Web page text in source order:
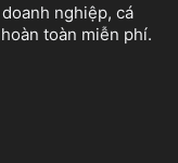
nghiệp, cá
toàn miễn phí.